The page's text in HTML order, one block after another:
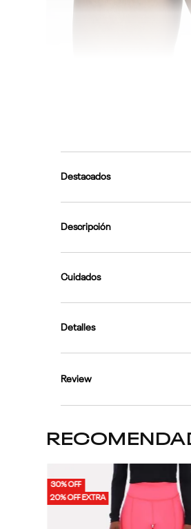
Destacados
Descripción
Cuidados
Detalles
Review
30% OFF
20% OFF EXTRA